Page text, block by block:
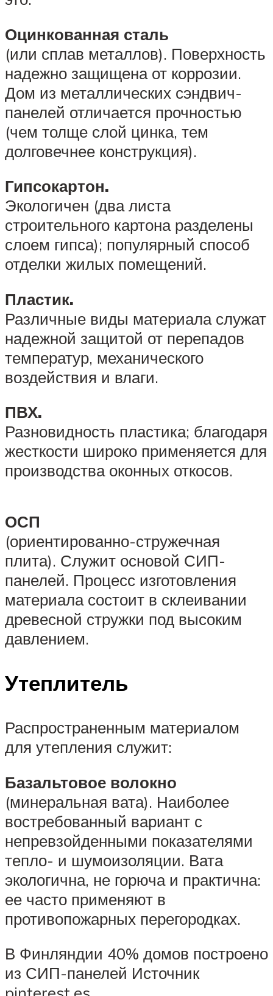
Оцинкованная сталь
(или сплав металлов). Поверхность
надежно защищена от коррозии.
Дом из металлических сэндвич-
панелей отличается прочностью
(чем толще слой цинка, тем
долговечнее конструкция).
Гипсокартон.
Экологичен (два листа
строительного картона разделены
слоем гипса); популярный способ
отделки жилых помещений.
Пластик.
Различные виды материала служат
надежной защитой от перепадов
температур, механического
воздействия и влаги.
ПВХ.
Разновидность пластика; благодаря
жесткости широко применяется для
производства оконных откосов.
ОСП
(ориентированно-стружечная
плита). Служит основой СИП-
панелей. Процесс изготовления
материала состоит в склеивании
древесной стружки под высоким
давлением.
Утеплитель
Распространенным материалом
для утепления служит:
Базальтовое волокно
(минеральная вата). Наиболее
востребованный вариант с
непревзойденными показателями
тепло- и шумоизоляции. Вата
экологична, не горюча и практична:
ее часто применяют в
противопожарных перегородках.
В Финляндии 40% домов построено
из СИП-панелей Источник